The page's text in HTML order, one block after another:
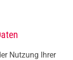
Nutzung Ihrer